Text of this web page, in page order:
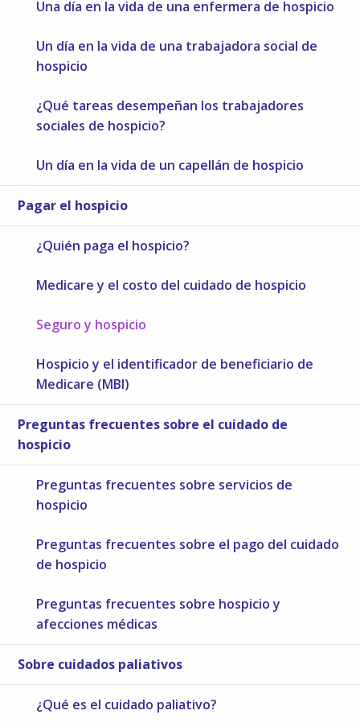
Una día en la vida de una enfermera de hospicio
Un día en la vida de una trabajadora social de
hospicio
¿Qué tareas desempeñan los trabajadores
sociales de hospicio?
Un día en la vida de un capellán de hospicio
Pagar el hospicio
¿Quién paga el hospicio?
Medicare y el costo del cuidado de hospicio
Seguro y hospicio
Hospicio y el identificador de beneficiario de
Medicare (MBI)
Preguntas frecuentes sobre el cuidado de
hospicio
Preguntas frecuentes sobre servicios de
hospicio
Preguntas frecuentes sobre el pago del cuidado
de hospicio
Preguntas frecuentes sobre hospicio y
afecciones médicas
Sobre cuidados paliativos
¿Qué es el cuidado paliativo?